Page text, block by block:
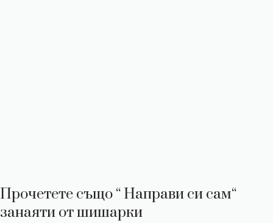
Прочетете също “ Направи си сам“
занаяти от шишарки